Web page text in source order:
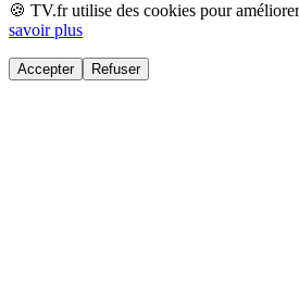
🍪 TV.fr utilise des cookies pour
savoir plus
Accepter Refuser